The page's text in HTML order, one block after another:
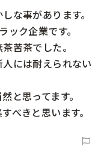
な事があります。
ク企業です。
苦茶でした。
には耐えられな
と思ってます。
べきと思います。